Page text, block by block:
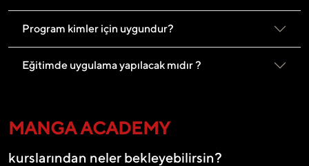
Program kimler için uygundur?
Eğitimde uygulama yapılacak mıdır ?
MANGA ACADEMY
kurslarından neler bekleyebilirsin?